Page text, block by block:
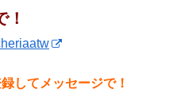
してメッセージで！